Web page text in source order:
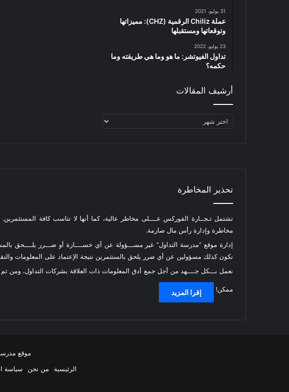
31 يوليو، 2021
عملة Chiliz الرقمية (CHZ): مميزاتها
وتوقعاتها ومستقبلها
23 يوليو، 2022
تداول الفيوتشر: ما هو وما هي طريقته وما
حكمه؟
أرشيف المقالات
أرشيف
تحذير المخاطرة
تشتمل تـجــارة الفوركس عــــلى مخاطر عالية، كما أنها لا تناسب كافة
مخاطرة وإدارة رأس مال صارمة.
إدارة موقع “مدرسة التداول” غير مســـؤولة عن أي خســــارة أو ضـــرر يلــــحق
نكون كذلك مسؤولين عن أي ضرر يلحق بالستثمرين نتيجة الإعتماد على المعلومات
نعمل بـــكل جــــهد من أجل جمع أدق المعلومات ذات العلاقة بشركات التداول،
ممكن! إقرا المزيد
موقع
الرئيسية
من نحن سياسة